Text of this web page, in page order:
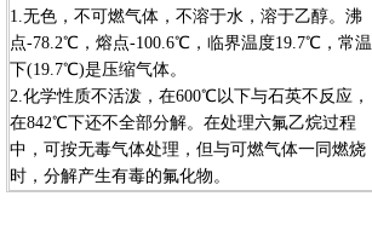
1.无色，不可燃气体，不溶于水，溶于乙醇。沸
点-78.2℃，熔点-100.6℃，临界温度19.7℃，常温
下(19.7℃)是压缩气体。
2.化学性质不活泼，在600℃以下与石英不反应，
在842℃下还不全部分解。在处理六氟乙烷过程
中，可按无毒气体处理，但与可燃气体一同燃烧
时，分解产生有毒的氟化物。